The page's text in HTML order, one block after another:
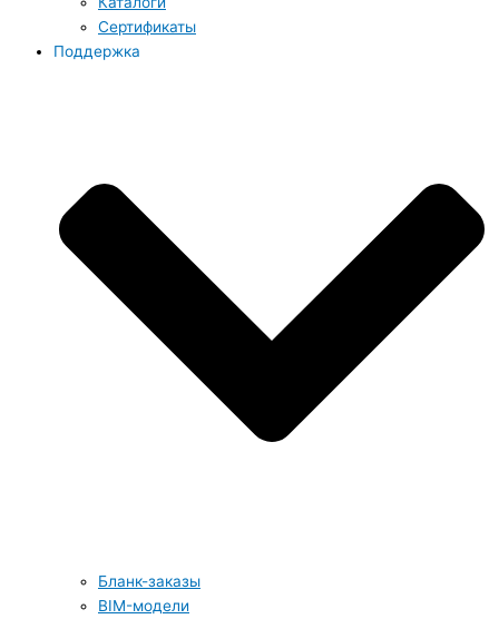
Сертификаты
Поддержка
Бланк-заказы
BIM-модели